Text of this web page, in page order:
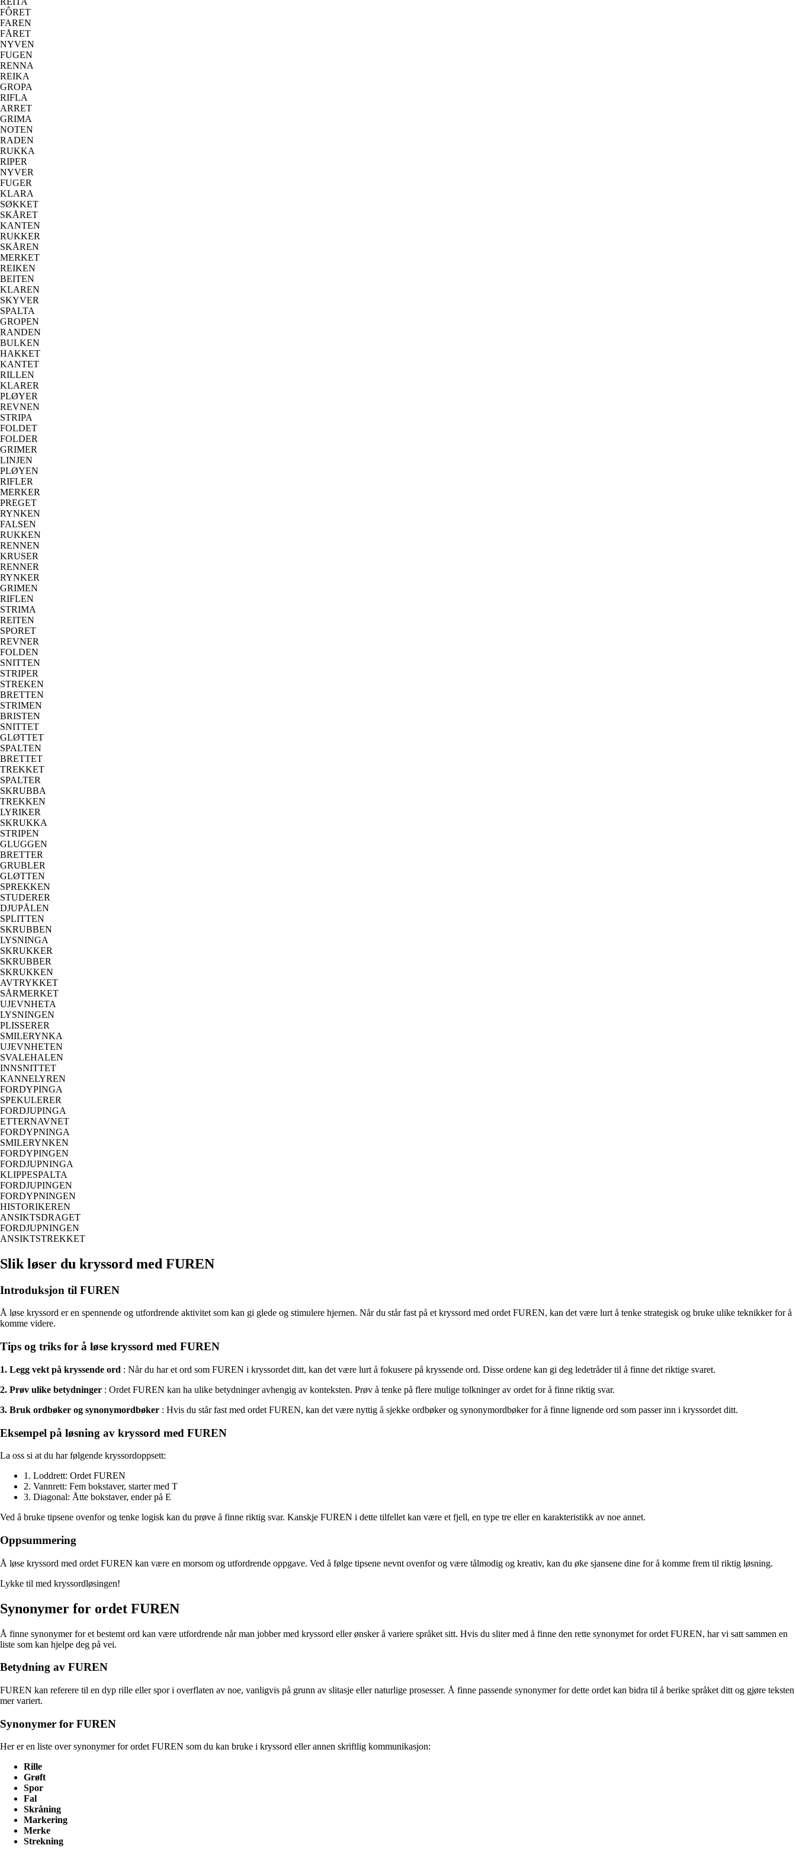
FÔRET
FAREN
FÅRET
NYVEN
FUGEN
RENNA
REIKA
GROPA
RIFLA
ARRET
GRIMA
NOTEN
RADEN
RUKKA
RIPER
NYVER
FUGER
KLARA
SØKKET
SKÅRET
KANTEN
RUKKER
SKÅREN
MERKET
REIKEN
BEITEN
KLAREN
SKYVER
SPALTA
GROPEN
RANDEN
BULKEN
HAKKET
KANTET
RILLEN
KLARER
PLØYER
REVNEN
STRIPA
FOLDET
FOLDER
GRIMER
LINJEN
PLØYEN
RIFLER
MERKER
PREGET
RYNKEN
FALSEN
RUKKEN
RENNEN
KRUSER
RENNER
RYNKER
GRIMEN
RIFLEN
STRIMA
REITEN
SPORET
REVNER
FOLDEN
SNITTEN
STRIPER
STREKEN
BRETTEN
STRIMEN
BRISTEN
SNITTET
GLØTTET
SPALTEN
BRETTET
TREKKET
SPALTER
SKRUBBA
TREKKEN
LYRIKER
SKRUKKA
STRIPEN
GLUGGEN
BRETTER
GRUBLER
GLØTTEN
SPREKKEN
STUDERER
DJUPÅLEN
SPLITTEN
SKRUBBEN
LYSNINGA
SKRUKKER
SKRUBBER
SKRUKKEN
AVTRYKKET
SÅRMERKET
UJEVNHETA
LYSNINGEN
PLISSERER
SMILERYNKA
UJEVNHETEN
SVALEHALEN
INNSNITTET
KANNELYREN
FORDYPINGA
SPEKULERER
FORDJUPINGA
ETTERNAVNET
FORDYPNINGA
SMILERYNKEN
FORDYPINGEN
FORDJUPNINGA
KLIPPESPALTA
FORDJUPINGEN
FORDYPNINGEN
HISTORIKEREN
ANSIKTSDRAGET
FORDJUPNINGEN
ANSIKTSTREKKET
Slik løser du kryssord med FUREN
Introduksjon til FUREN
Å løse kryssord er en spennende og utfordrende aktivitet som kan gi glede og stimulere hjernen. Når du står fast på et kryssord med ordet FUREN, kan det være lurt å tenke strategisk og bruke ulike teknikker for å
komme videre.
Tips og triks for å løse kryssord med FUREN
1. Legg vekt på kryssende ord : Når du har et ord som FUREN i kryssordet ditt, kan det være lurt å fokusere på kryssende ord. Disse ordene kan gi deg ledetråder til å finne det riktige svaret.
2. Prøv ulike betydninger : Ordet FUREN kan ha ulike betydninger avhengig av konteksten. Prøv å tenke på flere mulige tolkninger av ordet for å finne riktig svar.
3. Bruk ordbøker og synonymordbøker : Hvis du står fast med ordet FUREN, kan det være nyttig å sjekke ordbøker og synonymordbøker for å finne lignende ord som passer inn i kryssordet ditt.
Eksempel på løsning av kryssord med FUREN
La oss si at du har følgende kryssordoppsett:
1. Loddrett: Ordet FUREN
2. Vannrett: Fem bokstaver, starter med T
3. Diagonal: Åtte bokstaver, ender på E
Ved å bruke tipsene ovenfor og tenke logisk kan du prøve å finne riktig svar. Kanskje FUREN i dette tilfellet kan være et fjell, en type tre eller en karakteristikk av noe annet.
Oppsummering
Å løse kryssord med ordet FUREN kan være en morsom og utfordrende oppgave. Ved å følge tipsene nevnt ovenfor og være tålmodig og kreativ, kan du øke sjansene dine for å komme frem til riktig løsning.
Lykke til med kryssordløsingen!
Synonymer for ordet FUREN
Å finne synonymer for et bestemt ord kan være utfordrende når man jobber med kryssord eller ønsker å variere språket sitt. Hvis du sliter med å finne den rette synonymet for ordet FUREN, har vi satt sammen en
liste som kan hjelpe deg på vei.
Betydning av FUREN
FUREN kan referere til en dyp rille eller spor i overflaten av noe, vanligvis på grunn av slitasje eller naturlige prosesser. Å finne passende synonymer for dette ordet kan bidra til å berike språket ditt og gjøre teksten
mer variert.
Synonymer for FUREN
Her er en liste over synonymer for ordet FUREN som du kan bruke i kryssord eller annen skriftlig kommunikasjon:
Rille
Grøft
Spor
Fal
Skråning
Markering
Merke
Strekning